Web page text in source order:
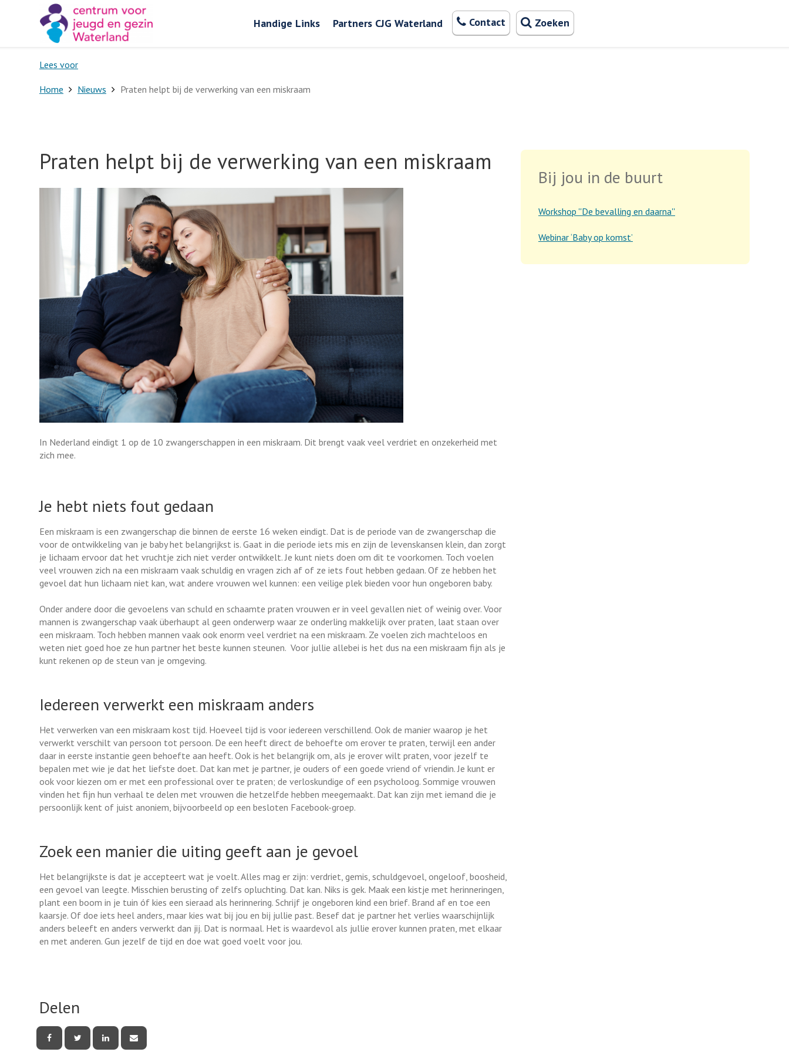
Handige Links Partners CJG Waterland Contact Zoeken
Lees voor
Home Nieuws Praten helpt bij de verwerking van een miskraam
Praten helpt bij de verwerking van een miskraam
In Nederland eindigt 1 op de 10 zwangerschappen in een miskraam. Dit brengt vaak veel verdriet en onzekerheid met
zich mee.
Je hebt niets fout gedaan
Een miskraam is een zwangerschap die binnen de eerste 16 weken eindigt. Dat is de periode van de zwangerschap die
voor de ontwikkeling van je baby het belangrijkst is. Gaat in die periode iets mis en zijn de levenskansen klein, dan zorgt
je lichaam ervoor dat het vruchtje zich niet verder ontwikkelt. Je kunt niets doen om dit te voorkomen. Toch voelen
veel vrouwen zich na een miskraam vaak schuldig en vragen zich af of ze iets fout hebben gedaan. Of ze hebben het
gevoel dat hun lichaam niet kan, wat andere vrouwen wel kunnen: een veilige plek bieden voor hun ongeboren baby.
Onder andere door die gevoelens van schuld en schaamte praten vrouwen er in veel gevallen niet of weinig over. Voor
mannen is zwangerschap vaak überhaupt al geen onderwerp waar ze onderling makkelijk over praten, laat staan over
een miskraam. Toch hebben mannen vaak ook enorm veel verdriet na een miskraam. Ze voelen zich machteloos en
weten niet goed hoe ze hun partner het beste kunnen steunen. Voor jullie allebei is het dus na een miskraam fijn als je
kunt rekenen op de steun van je omgeving.
Iedereen verwerkt een miskraam anders
Het verwerken van een miskraam kost tijd. Hoeveel tijd is voor iedereen verschillend. Ook de manier waarop je het
verwerkt verschilt van persoon tot persoon. De een heeft direct de behoefte om erover te praten, terwijl een ander
daar in eerste instantie geen behoefte aan heeft. Ook is het belangrijk om, als je erover wilt praten, voor jezelf te
bepalen met wie je dat het liefste doet. Dat kan met je partner, je ouders of een goede vriend of vriendin. Je kunt er
ook voor kiezen om er met een professional over te praten; de verloskundige of een psycholoog. Sommige vrouwen
vinden het fijn hun verhaal te delen met vrouwen die hetzelfde hebben meegemaakt. Dat kan zijn met iemand die je
persoonlijk kent of juist anoniem, bijvoorbeeld op een besloten Facebook-groep.
Zoek een manier die uiting geeft aan je gevoel
Het belangrijkste is dat je accepteert wat je voelt. Alles mag er zijn: verdriet, gemis, schuldgevoel, ongeloof, boosheid,
een gevoel van leegte. Misschien berusting of zelfs opluchting. Dat kan. Niks is gek. Maak een kistje met herinneringen,
plant een boom in je tuin óf kies een sieraad als herinnering. Schrijf je ongeboren kind een brief. Brand af en toe een
kaarsje. Of doe iets heel anders, maar kies wat bij jou en bij jullie past. Besef dat je partner het verlies waarschijnlijk
anders beleeft en anders verwerkt dan jij. Dat is normaal. Het is waardevol als jullie erover kunnen praten, met elkaar
en met anderen. Gun jezelf de tijd en doe wat goed voelt voor jou.
Delen
deze deze deze deze
Bij jou in de buurt
Workshop ''De bevalling en daarna''
Webinar ‘Baby op komst’